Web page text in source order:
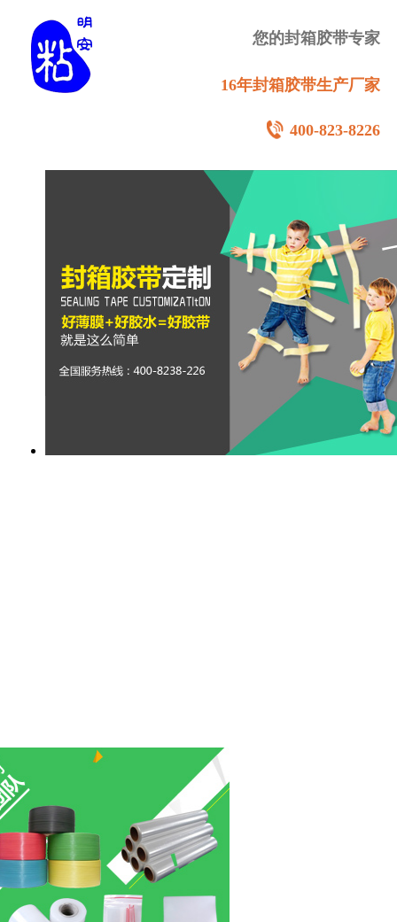
您的封箱胶带专家
16年封箱胶带生产厂家
400-823-8226